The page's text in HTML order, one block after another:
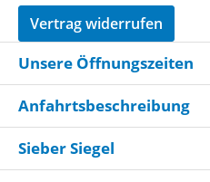
Vertrag widerrufen
Unsere Öffnungszeiten
Anfahrtsbeschreibung
Sieber Siegel